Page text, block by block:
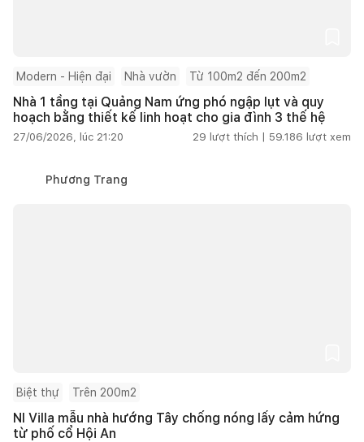
Modern - Hiện đại Nhà vườn Từ 100m2 đến 200m2
Nhà 1 tầng tại Quảng Nam ứng phó ngập lụt và quy
hoạch bằng thiết kế linh hoạt cho gia đình 3 thế hệ
27/06/2026, lúc 21:20 29 lượt thích | 59.186 lượt xem
Phương Trang
Biệt thự Trên 200m2
NI Villa mẫu nhà hướng Tây chống nóng lấy cảm hứng
từ phố cổ Hội An